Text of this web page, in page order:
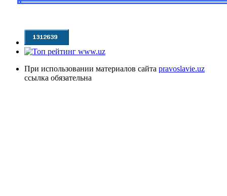
При использовании материалов сайта pravoslavie.uz
ссылка обязательна